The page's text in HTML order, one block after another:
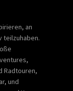
an
teilzuhaben.
Radtouren,
und